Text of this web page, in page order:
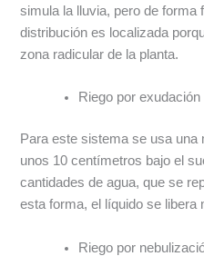
simula la lluvia, pero de
distribución es localizada
zona radicular de la planta.
Riego por exudación
Para este sistema se usa una
unos 10 centímetros bajo el
cantidades de agua, que se
esta forma, el líquido se
Riego por